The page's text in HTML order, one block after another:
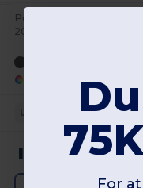
Polyester
200 gsm
Unique
France
For